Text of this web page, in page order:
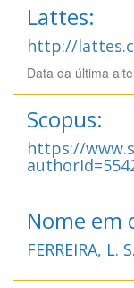
Lattes:
http://
Data da última
Scopus:
https://
Nome em
FERREIRA, L. S.